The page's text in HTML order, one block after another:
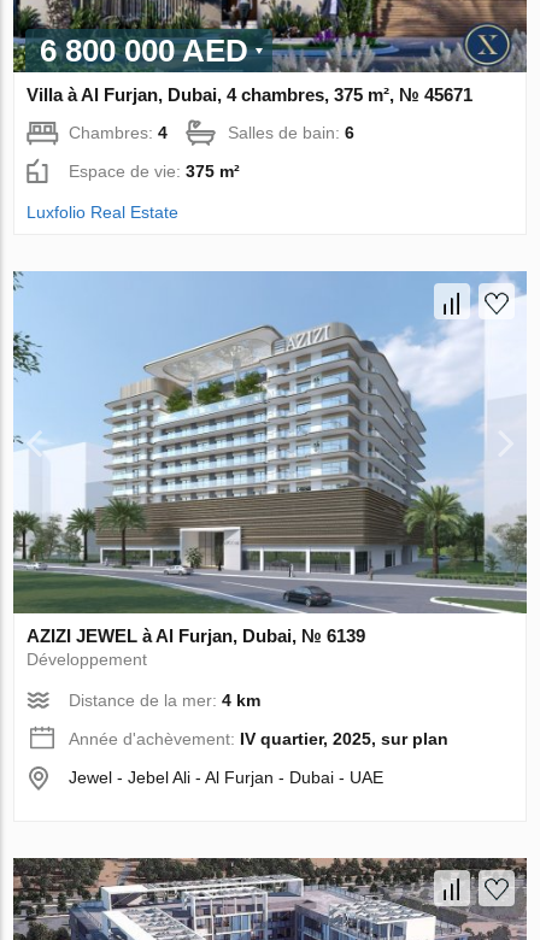
6 800 000 AED
Villa à Al Furjan, Dubai, 4 chambres, 375 m², № 45671
Chambres:4 Salles de bain:6
Espace de vie:375 m²
Luxfolio Real Estate
AZIZI JEWEL à Al Furjan, Dubai, № 6139
Développement
Distance de la mer:4 km
Année d'achèvement: IV quartier, 2025, sur plan
Jewel - Jebel Ali - Al Furjan - Dubai - UAE